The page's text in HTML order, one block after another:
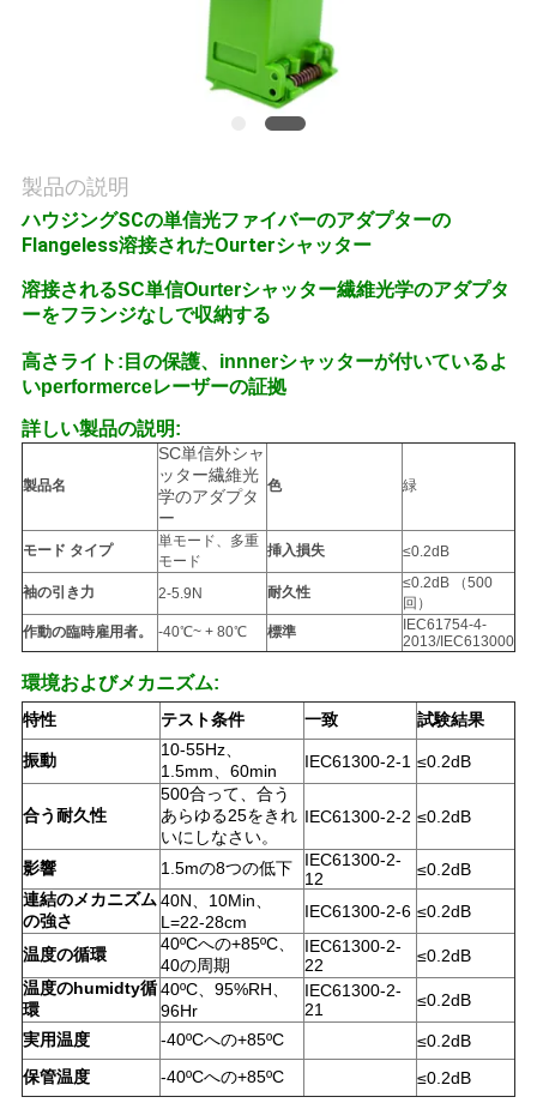
に
連
絡
な
さ
い
引
用
を
要
求
し
な
さ
い
サ
イ
製品の説明
ハウジングSCの単信光ファイバーのアダプターの
Flangeless溶接されたOurterシャッター
溶接されるSC単信Ourterシャッター繊維光学のアダプタ
ーをフランジなしで収納する
高さライト:目の保護、innnerシャッターが付いているよ
いperformerceレーザーの証拠
詳しい製品の説明:
製品名
SC単信外シャ
ッター繊維光
学のアダプタ
ー
色 緑
モード タイプ
単モード、多重
モード
挿入損失 ≤0.2dB
袖の引き力 2-5.9N 耐久性
≤0.2dB （500
回）
作動の臨時雇用者。
-40℃~ + 80℃ 標準
IEC61754-4-
2013/IEC613000
環境およびメカニズム:
特性 テスト条件 一致 試験結果
振動
10-55Hz、
1.5mm、60min
IEC61300-2-1 ≤0.2dB
合う耐久性
500合って、合う
あらゆる25をきれ
いにしなさい。
IEC61300-2-2 ≤0.2dB
影響 1.5mの8つの低下
IEC61300-2-
12
≤0.2dB
連結のメカニズム
の強さ
40N、10Min、
L=22-28cm
IEC61300-2-6 ≤0.2dB
温度の循環
40ºCへの+85ºC、
40の周期
IEC61300-2-
22
≤0.2dB
温度のhumidty循
環
40ºC、95%RH、
96Hr
IEC61300-2-
21
≤0.2dB
実用温度 -40ºCへの+85ºC
≤0.2dB
保管温度
-40ºCへの+85ºC ≤0.2dB